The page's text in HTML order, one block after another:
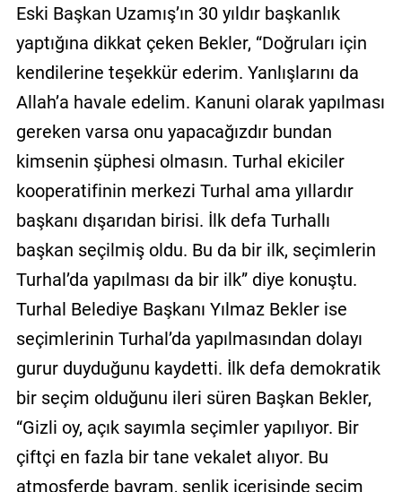
Eski Başkan Uzamış’ın 30 yıldır başkanlık
yaptığına dikkat çeken Bekler, “Doğruları için
kendilerine teşekkür ederim. Yanlışlarını da
Allah’a havale edelim. Kanuni olarak yapılması
gereken varsa onu yapacağızdır bundan
kimsenin şüphesi olmasın. Turhal ekiciler
kooperatifinin merkezi Turhal ama yıllardır
başkanı dışarıdan birisi. İlk defa Turhallı
başkan seçilmiş oldu. Bu da bir ilk, seçimlerin
Turhal’da yapılması da bir ilk” diye konuştu.
Turhal Belediye Başkanı Yılmaz Bekler ise
seçimlerinin Turhal’da yapılmasından dolayı
gurur duyduğunu kaydetti. İlk defa demokratik
bir seçim olduğunu ileri süren Başkan Bekler,
“Gizli oy, açık sayımla seçimler yapılıyor. Bir
çiftçi en fazla bir tane vekalet alıyor. Bu
atmosferde bayram, şenlik içerisinde seçim